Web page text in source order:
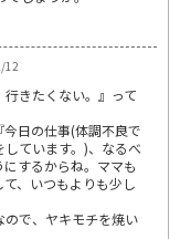
12
きたくない。』って
日の仕事(体調不良で
ています。)、なるべ
するからね。ママも
、いつもよりも少し
で、ヤキモチを焼い